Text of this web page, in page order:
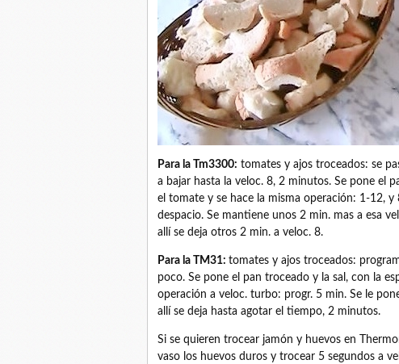
Para la Tm3300: tomates y ajos troceados: se
a bajar hasta la veloc. 8, 2 minutos. Se pone el
el tomate y se hace la misma operación: 1-12,
despacio. Se mantiene unos 2 min. mas a esa
allí se deja otros 2 min. a veloc. 8.
Para la TM31: tomates y ajos troceados:
poco. Se pone el pan troceado y la sal, con la
operación a veloc. turbo: progr. 5 min. Se le
allí se deja hasta agotar el tiempo, 2 minutos.
Si se quieren trocear jamón y huevos en
vaso los huevos duros y trocear 5 segundos a